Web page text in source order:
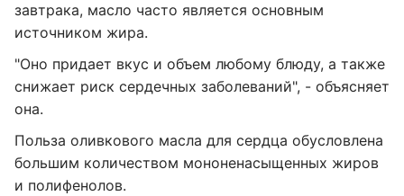
завтрака, масло часто является основным
источником жира.
"Оно придает вкус и объем любому блюду, а также
снижает риск сердечных заболеваний", - объясняет
она.
Польза оливкового масла для сердца обусловлена
большим количеством мононенасыщенных жиров
и полифенолов.